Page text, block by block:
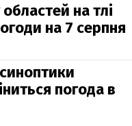
на тлі
на 7 серпня
погода в